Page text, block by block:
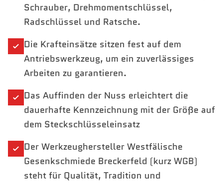
Schrauber, Drehmomentschlüssel,
Radschlüssel und Ratsche.
Die Krafteinsätze sitzen fest auf dem
Antriebswerkzeug, um ein zuverlässiges
Arbeiten zu garantieren.
Das Auffinden der Nuss erleichtert die
dauerhafte Kennzeichnung mit der Größe auf
dem Steckschlüsseleinsatz
Der Werkzeughersteller Westfälische
Gesenkschmiede Breckerfeld (kurz WGB)
steht für Qualität, Tradition und